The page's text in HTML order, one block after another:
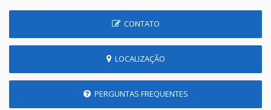
CONTATO
LOCALIZAÇÃO
PERGUNTAS FREQUENTES